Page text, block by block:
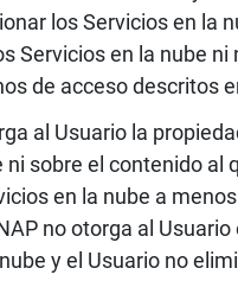
los Servicios en la
Servicios en la nube
de acceso descritos
al Usuario la
sobre el contenido al
en la nube a
no otorga al
y el Usuario no